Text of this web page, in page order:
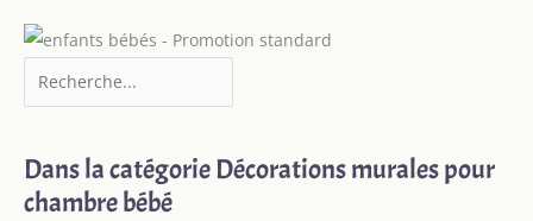
Dans la catégorie Décorations murales pour
chambre bébé